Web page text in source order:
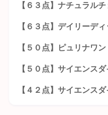
【６３点】ナチュラルチ
【６３点】デイリーディ
【５０点】ピュリナワン
【５０点】サイエンス
【４２点】サイエンスダ